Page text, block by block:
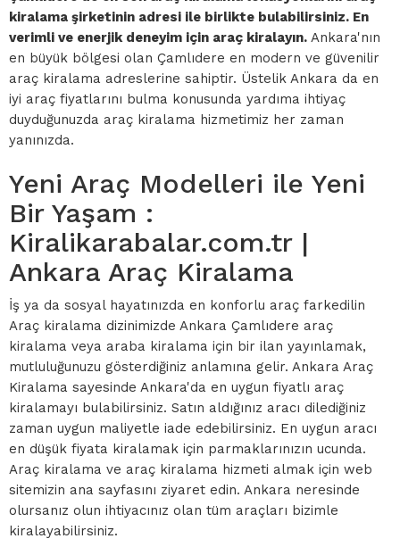
kiralama şirketinin adresi ile birlikte bulabilirsiniz. En
verimli ve enerjik deneyim için araç kiralayın. Ankara'nın
en büyük bölgesi olan Çamlıdere en modern ve güvenilir
araç kiralama adreslerine sahiptir. Üstelik Ankara da en
iyi araç fiyatlarını bulma konusunda yardıma ihtiyaç
duyduğunuzda araç kiralama hizmetimiz her zaman
yanınızda.
Yeni Araç Modelleri ile Yeni
Bir Yaşam :
Kiralikarabalar.com.tr |
Ankara Araç Kiralama
İş ya da sosyal hayatınızda en konforlu araç farkedilin
Araç kiralama dizinimizde Ankara Çamlıdere araç
kiralama veya araba kiralama için bir ilan yayınlamak,
mutluluğunuzu gösterdiğiniz anlamına gelir. Ankara Araç
Kiralama sayesinde Ankara'da en uygun fiyatlı araç
kiralamayı bulabilirsiniz. Satın aldığınız aracı dilediğiniz
zaman uygun maliyetle iade edebilirsiniz. En uygun aracı
en düşük fiyata kiralamak için parmaklarınızın ucunda.
Araç kiralama ve araç kiralama hizmeti almak için web
sitemizin ana sayfasını ziyaret edin. Ankara neresinde
olursanız olun ihtiyacınız olan tüm araçları bizimle
kiralayabilirsiniz.